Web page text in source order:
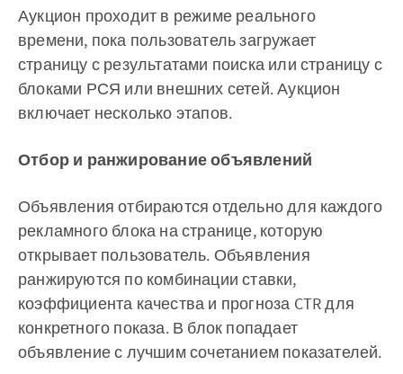
Аукцион проходит в режиме реального
времени, пока пользователь загружает
страницу с результатами поиска или страницу с
блоками РСЯ или внешних сетей. Аукцион
включает несколько этапов.
Отбор и ранжирование объявлений
Объявления отбираются отдельно для каждого
рекламного блока на странице, которую
открывает пользователь. Объявления
ранжируются по комбинации ставки,
коэффициента качества и прогноза CTR для
конкретного показа. В блок попадает
объявление с лучшим сочетанием показателей.